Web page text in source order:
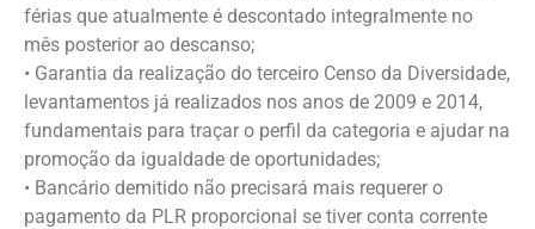
férias que atualmente é descontado integralmente no
mês posterior ao descanso;
• Garantia da realização do terceiro Censo da Diversidade,
levantamentos já realizados nos anos de 2009 e 2014,
fundamentais para traçar o perfil da categoria e ajudar na
promoção da igualdade de oportunidades;
• Bancário demitido não precisará mais requerer o
pagamento da PLR proporcional se tiver conta corrente